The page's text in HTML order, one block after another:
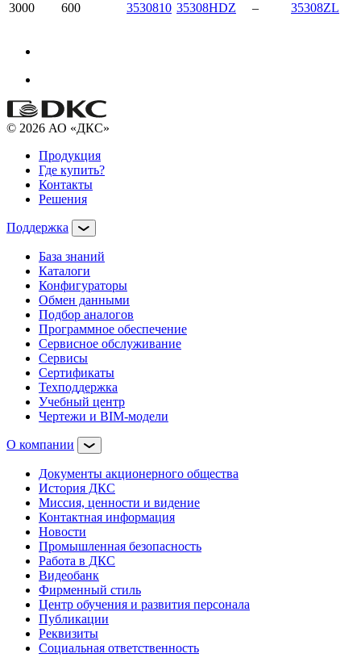
3000
600 3530810 35308HDZ – 35308ZL
© 2026 АО «ДКС»
Продукция
Где купить?
Контакты
Решения
Поддержка
База знаний
Каталоги
Конфигураторы
Обмен данными
Подбор аналогов
Программное обеспечение
Сервисное обслуживание
Сервисы
Сертификаты
Техподдержка
Учебный центр
Чертежи и BIM-модели
О компании
Документы акционерного общества
История ДКС
Миссия, ценности и видение
Контактная информация
Новости
Промышленная безопасность
Работа в ДКС
Видеобанк
Фирменный стиль
Центр обучения и развития персонала
Публикации
Реквизиты
Социальная ответственность